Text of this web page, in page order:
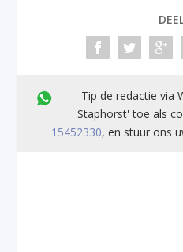
Tip de redactie via
Staphorst' toe als
15452330, en stuur ons